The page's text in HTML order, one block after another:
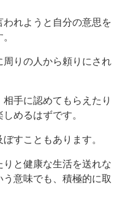
れようと自分の意思を
りの人から頼りにされ
手に認めてもらえたり
めるはずです。
すこともあります。
と健康な生活を送れな
意味でも、積極的に取